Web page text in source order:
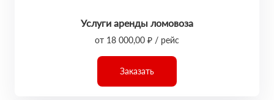
Услуги аренды ломовоза
от 18 000,00 ₽ / рейс
Заказать